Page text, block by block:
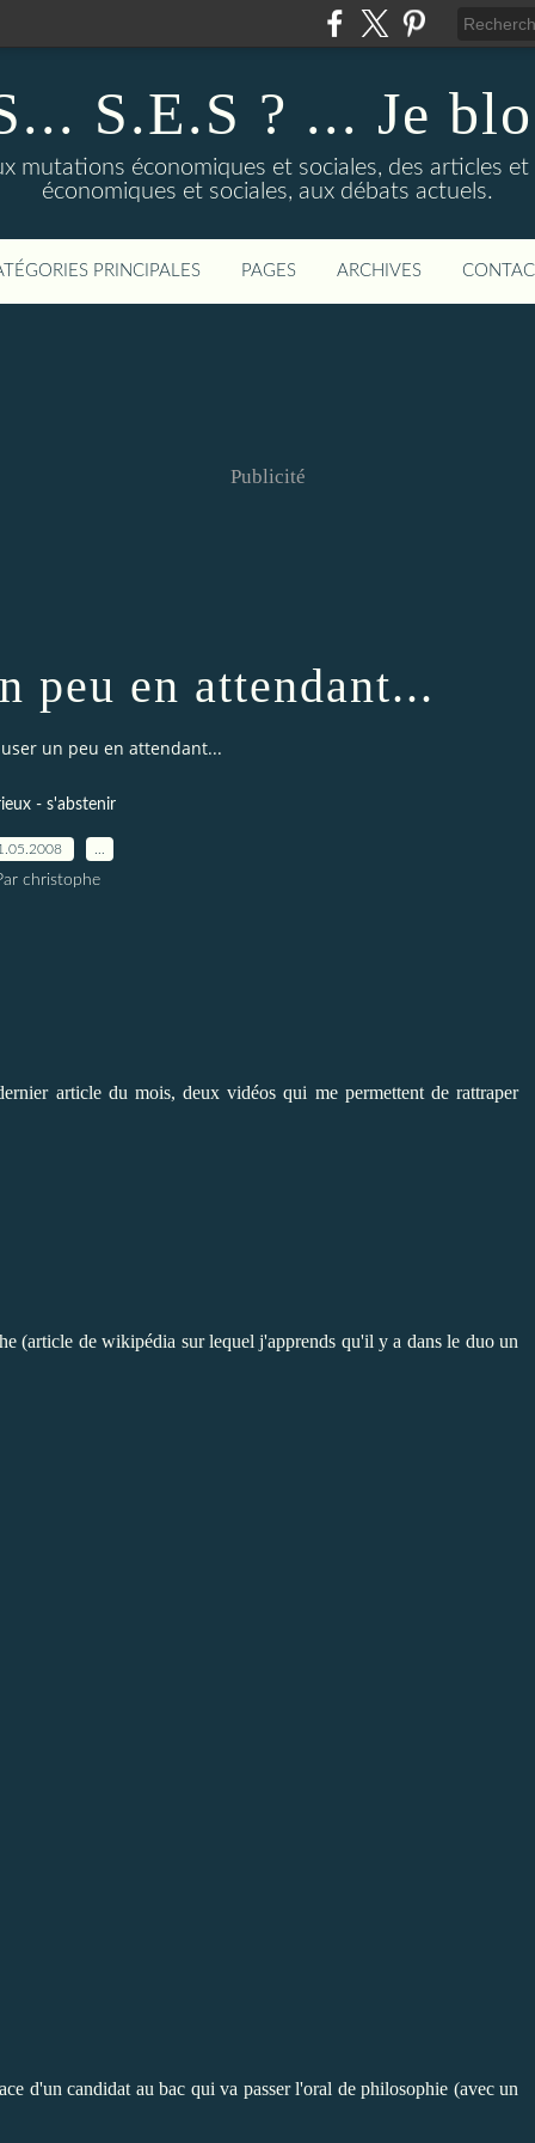
S.E.S ? ... Je
mutations économiques et sociales, des articles et
économiques et sociales, aux débats actuels.
PRINCIPALES PAGES ARCHIVES
Publicité
peu en attendant...
un peu en attendant...
- s'abstenir
christophe
article du mois, deux vidéos qui me permettent de rattraper
(article de wikipédia sur lequel j'apprends qu'il y a dans le duo un
d'un candidat au bac qui va passer l'oral de philosophie (avec un